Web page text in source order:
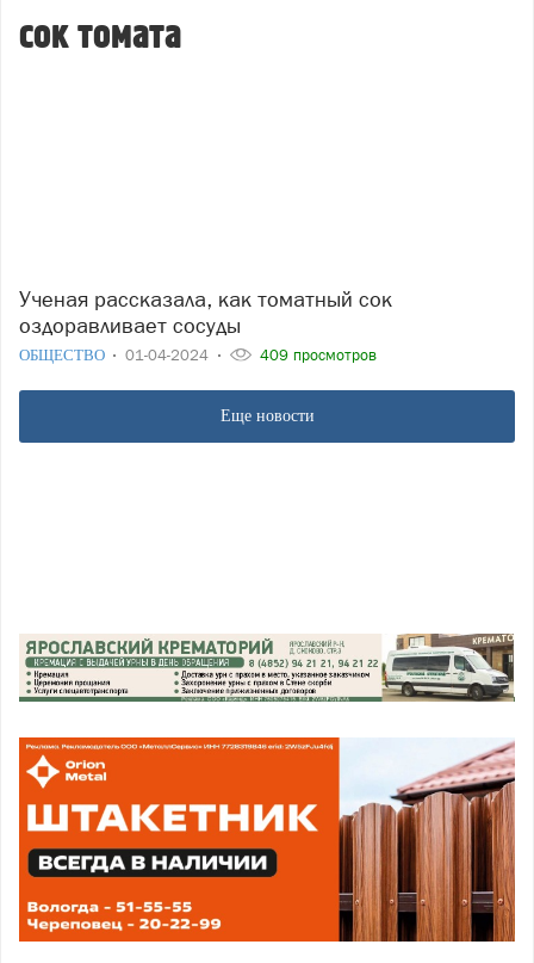
сок томата
Ученая рассказала, как томатный сок
оздоравливает сосуды
ОБЩЕСТВО 01-04-2024 409 просмотров
Еще новости